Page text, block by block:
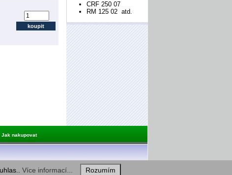
CRF 250 07
RM 125 02 atd.
Jak nakupovat
Více informací...